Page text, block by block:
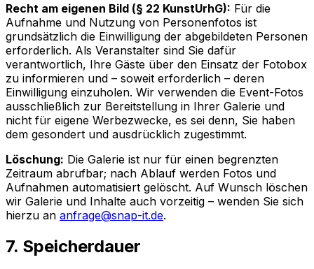
Recht am eigenen Bild (§ 22 KunstUrhG): Für die
Aufnahme und Nutzung von Personenfotos ist
grundsätzlich die Einwilligung der abgebildeten Personen
erforderlich. Als Veranstalter sind Sie dafür
verantwortlich, Ihre Gäste über den Einsatz der Fotobox
zu informieren und – soweit erforderlich – deren
Einwilligung einzuholen. Wir verwenden die Event-Fotos
ausschließlich zur Bereitstellung in Ihrer Galerie und
nicht für eigene Werbezwecke, es sei denn, Sie haben
dem gesondert und ausdrücklich zugestimmt.
Löschung: Die Galerie ist nur für einen begrenzten
Zeitraum abrufbar; nach Ablauf werden Fotos und
Aufnahmen automatisiert gelöscht. Auf Wunsch löschen
wir Galerie und Inhalte auch vorzeitig – wenden Sie sich
hierzu an anfrage@snap-it.de.
7. Speicherdauer